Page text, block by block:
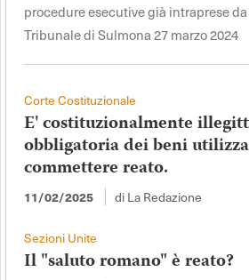
procedure esecutive già intraprese
Tribunale di Sulmona 27 marzo 2024
Corte Costituzionale
E' costituzionalmente
obbligatoria dei beni
commettere reato.
11/02/2025 di La Redazione
Sezioni Unite
Il "saluto romano" è reato?